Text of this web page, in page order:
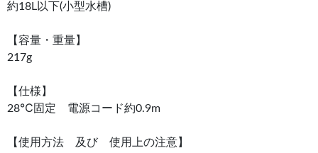
約18L以下(小型水槽)
【容量・重量】
217g
【仕様】
28℃固定 電源コード約0.9m
【使用方法 及び 使用上の注意】